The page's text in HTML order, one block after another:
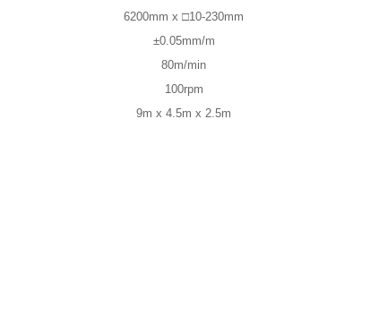
6200mm x □10-230mm
±0.05mm/m
80m/min
100rpm
9m x 4.5m x 2.5m